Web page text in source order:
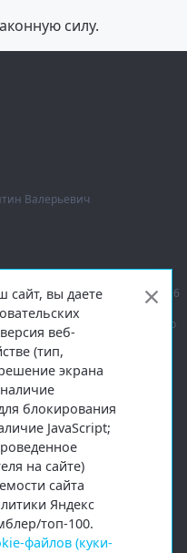
силу.
Валерьевич
Регион 29»,
© 2016–2026
ответственностью «Агентство
средств массовой
выдано Федеральной
технологий
любых материалов
Копирование материалов без
рекомендательные
сайт, вы даете
веб-
(тип,
экрана
блокирования
JavaScript;
на сайте)
сайта
Яндекс
топ-100.
файлов (куки-